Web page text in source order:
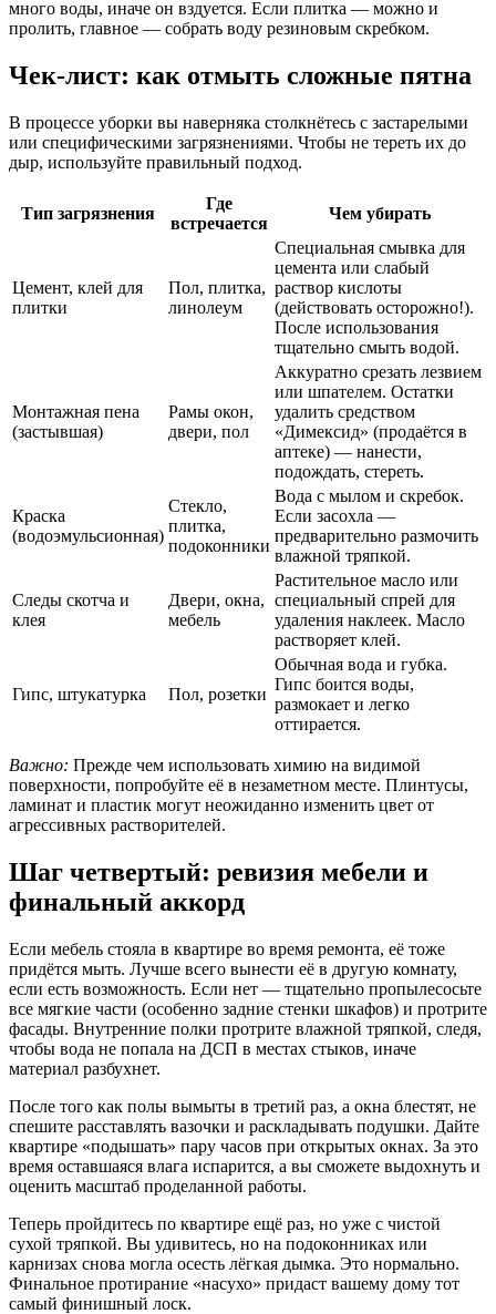
много воды, иначе он вздуется. Если плитка — можно и
пролить, главное — собрать воду резиновым скребком.
Чек-лист: как отмыть сложные пятна
В процессе уборки вы наверняка столкнётесь с застарелыми
или специфическими загрязнениями. Чтобы не тереть их до
дыр, используйте правильный подход.
Тип загрязнения
Где
встречается
Чем убирать
Цемент, клей для
плитки
Пол, плитка,
линолеум
Специальная смывка для
цемента или слабый
раствор кислоты
(действовать осторожно!).
После использования
тщательно смыть водой.
Монтажная пена
(застывшая)
Рамы окон,
двери, пол
Аккуратно срезать лезвием
или шпателем. Остатки
удалить средством
«Димексид» (продаётся в
аптеке) — нанести,
подождать, стереть.
Краска
(водоэмульсионная)
Стекло,
плитка,
подоконники
Вода с мылом и скребок.
Если засохла —
предварительно размочить
влажной тряпкой.
Следы скотча и
клея
Двери, окна,
мебель
Растительное масло или
специальный спрей для
удаления наклеек. Масло
растворяет клей.
Гипс, штукатурка Пол, розетки
Обычная вода и губка.
Гипс боится воды,
размокает и легко
оттирается.
Важно: Прежде чем использовать химию на видимой
поверхности, попробуйте её в незаметном месте. Плинтусы,
ламинат и пластик могут неожиданно изменить цвет от
агрессивных растворителей.
Шаг четвертый: ревизия мебели и
финальный аккорд
Если мебель стояла в квартире во время ремонта, её тоже
придётся мыть. Лучше всего вынести её в другую комнату,
если есть возможность. Если нет — тщательно пропылесосьте
все мягкие части (особенно задние стенки шкафов) и протрите
фасады. Внутренние полки протрите влажной тряпкой, следя,
чтобы вода не попала на ДСП в местах стыков, иначе
материал разбухнет.
После того как полы вымыты в третий раз, а окна блестят, не
спешите расставлять вазочки и раскладывать подушки. Дайте
квартире «подышать» пару часов при открытых окнах. За это
время оставшаяся влага испарится, а вы сможете выдохнуть и
оценить масштаб проделанной работы.
Теперь пройдитесь по квартире ещё раз, но уже с чистой
сухой тряпкой. Вы удивитесь, но на подоконниках или
карнизах снова могла осесть лёгкая дымка. Это нормально.
Финальное протирание «насухо» придаст вашему дому тот
самый финишный лоск.